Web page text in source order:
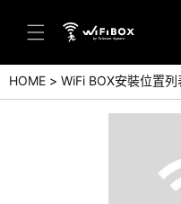
幫助／詢問
HOME WiFi BOX安裝位置列